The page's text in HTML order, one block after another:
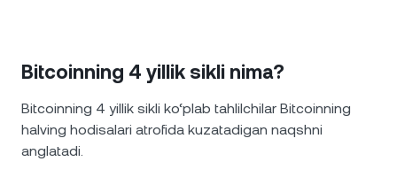
Bitcoinning 4 yillik sikli nima?
Bitcoinning 4 yillik sikli ko‘plab tahlilchilar Bitcoinning
halving hodisalari atrofida kuzatadigan naqshni
anglatadi.